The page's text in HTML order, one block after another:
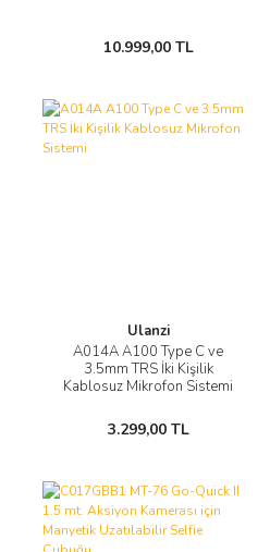
10.999,00 TL
Ulanzi
A014A A100 Type C ve
3.5mm TRS İki Kişilik
Kablosuz Mikrofon Sistemi
3.299,00 TL